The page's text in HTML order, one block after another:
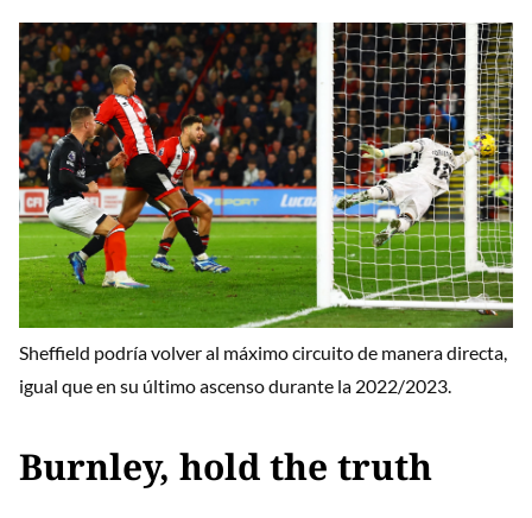
Sheffield podría volver al máximo circuito de manera directa,
igual que en su último ascenso durante la 2022/2023.
Burnley, hold the truth